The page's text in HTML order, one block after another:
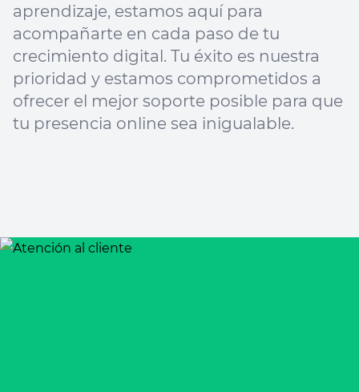
aprendizaje, estamos aquí para
acompañarte en cada paso de tu
crecimiento digital. Tu éxito es nuestra
prioridad y estamos comprometidos a
ofrecer el mejor soporte posible para que
tu presencia online sea inigualable.